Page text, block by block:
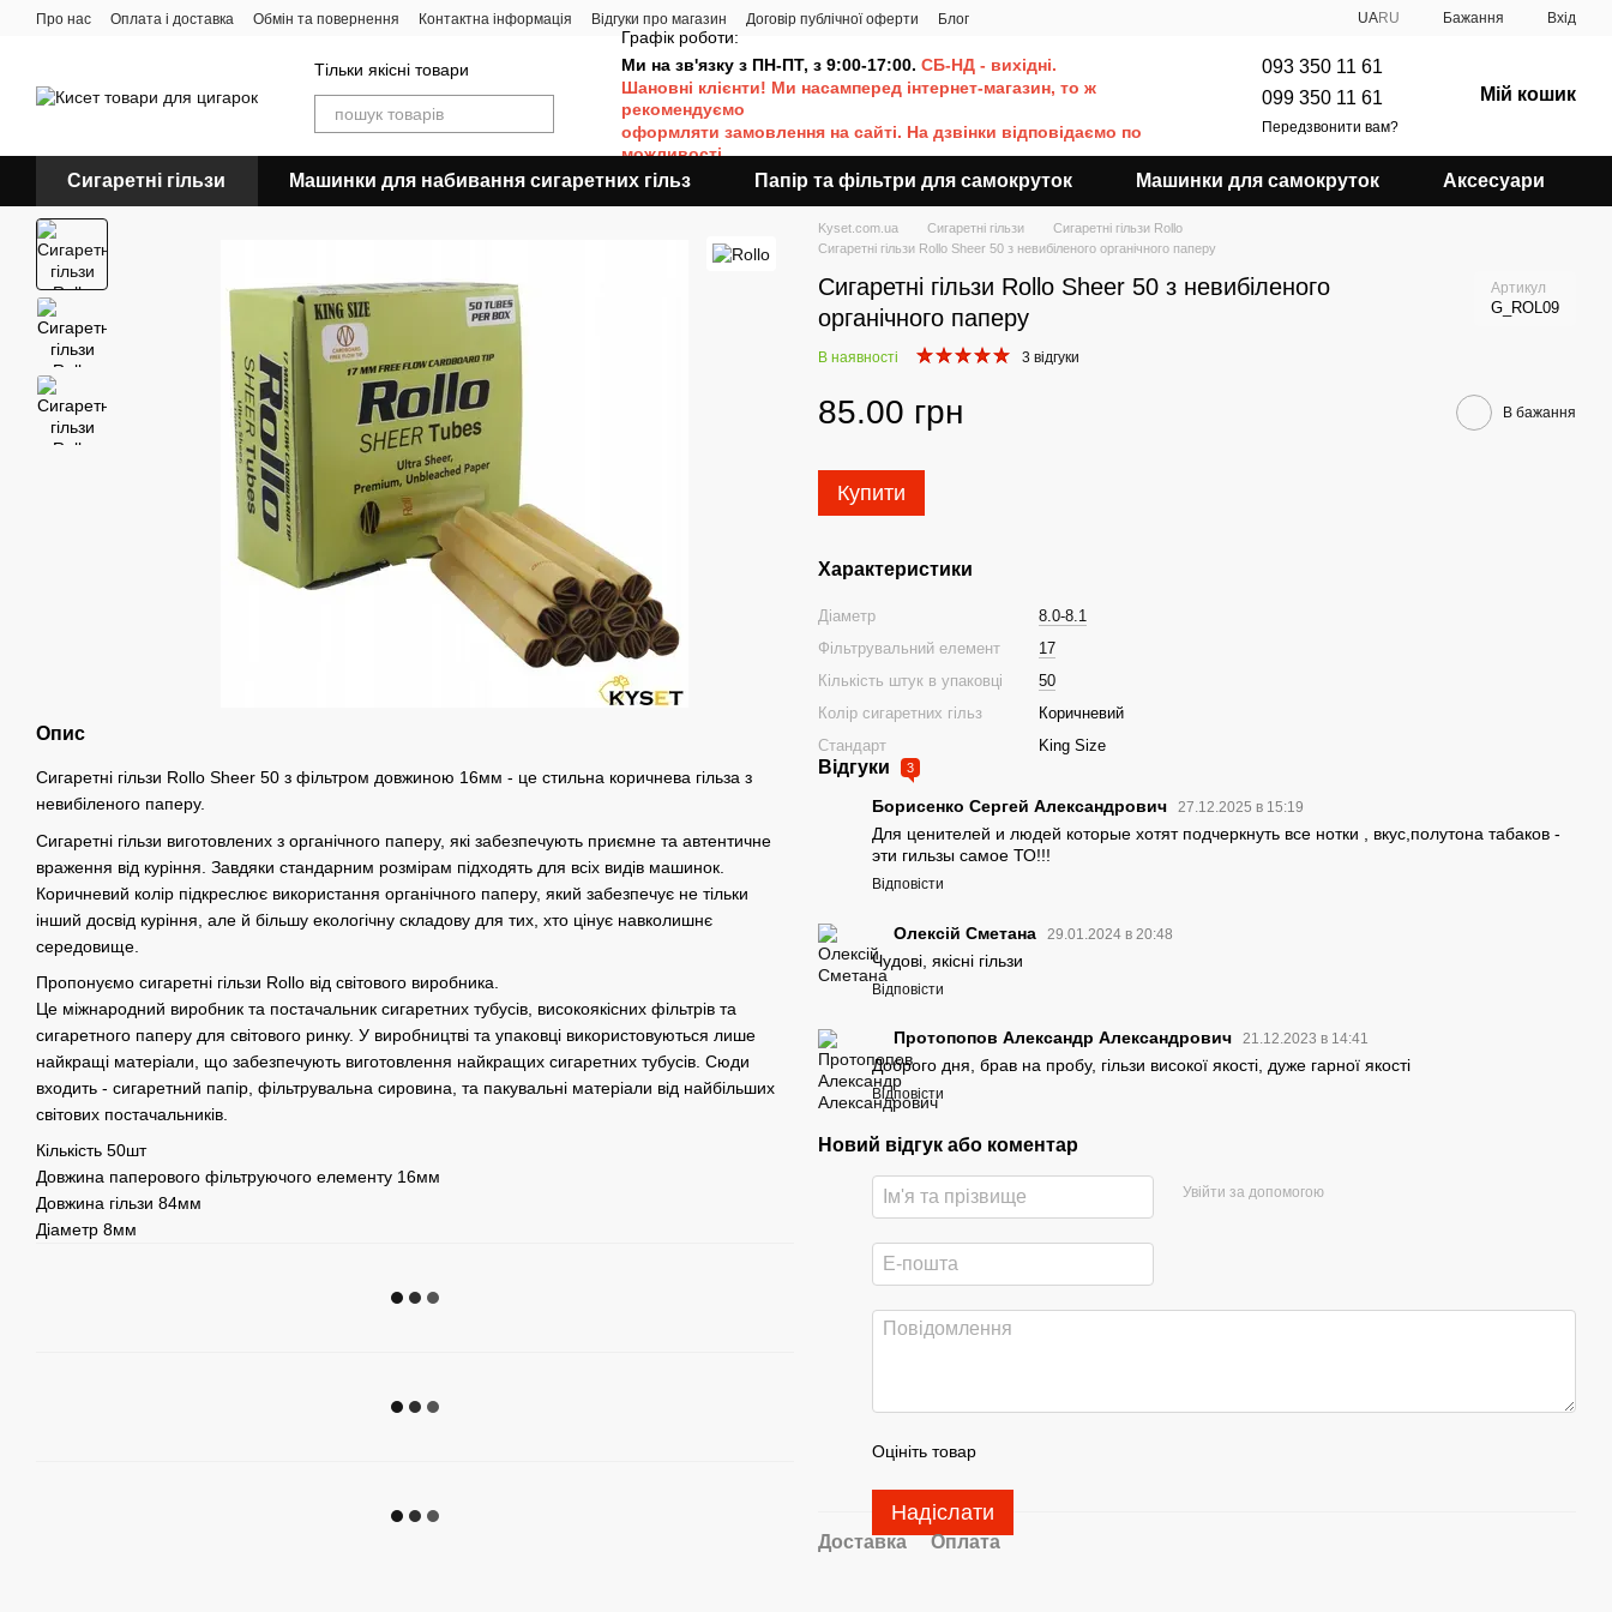
Перейти до основного контенту
Про нас Оплата і доставка Обмін та повернення Контактна інформація Відгуки про магазин Договір публічної оферти Блог UARU Бажання Вхід
Тільки якісні товари
Графік роботи:
Ми на зв'язку з ПН-ПТ, з 9:00-17:00. СБ-НД - вихідні.
Шановні клієнти! Ми насамперед інтернет-магазин, то ж
рекомендуємо
оформляти замовлення на сайті. На дзвінки відповідаємо по
можливості.
093 350 11 61
099 350 11 61
Передзвонити вам?
Мій кошик
Сигаретні гільзи Машинки для набивання сигаретних гільз Папір та фільтри для самокруток Машинки для самокруток Аксесуари
Опис
Сигаретні гільзи Rollo Sheer 50 з фільтром довжиною 16мм - це стильна коричнева гільза з
невибіленого паперу.
Сигаретні гільзи виготовлених з органічного паперу, які забезпечують приємне та автентичне
враження від куріння. Завдяки стандарним розмірам підходять для всіх видів машинок.
Коричневий колір підкреслює використання органічного паперу, який забезпечує не тільки
інший досвід куріння, але й більшу екологічну складову для тих, хто цінує навколишнє
середовище.
Пропонуємо сигаретні гільзи Rollo від світового виробника.
Це міжнародний виробник та постачальник сигаретних тубусів, високоякісних фільтрів та
сигаретного паперу для світового ринку. У виробництві та упаковці використовуються лише
найкращі матеріали, що забезпечують виготовлення найкращих сигаретних тубусів. Сюди
входить - сигаретний папір, фільтрувальна сировина, та пакувальні матеріали від найбільших
світових постачальників.
Кількість 50шт
Довжина паперового фільтруючого елементу 16мм
Довжина гільзи 84мм
Діаметр 8мм
Kyset.com.ua Сигаретні гільзи
Сигаретні гільзи Rollo
Сигаретні гільзи Rollo Sheer 50 з невибіленого органічного паперу
Сигаретні гільзи Rollo Sheer 50 з невибіленого
органічного паперу
Артикул
G_ROL09
В наявності 3 відгуки
85.00 грн В бажання
Купити
Характеристики
Діаметр
8.0-8.1
Фільтрувальний елемент
17
Кількість штук в упаковці
50
Колір сигаретних гільз
Коричневий
Стандарт
King Size
Відгуки 3
Борисенко Сергей Александрович 27.12.2025 в 15:19
Для ценителей и людей которые хотят подчеркнуть все нотки , вкус,полутона табаков -
эти гильзы самое ТО!!!
Відповісти
Олексій Сметана 29.01.2024 в 20:48
Чудові, якісні гільзи
Відповісти
Протопопов Александр Александрович 21.12.2023 в 14:41
Доброго дня, брав на пробу, гільзи високої якості, дуже гарної якості
Відповісти
Новий відгук або коментар
Увійти за допомогою
Оцініть товар
Надіслати
Доставка Оплата